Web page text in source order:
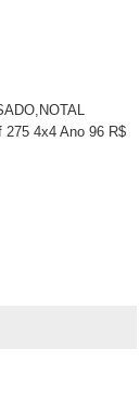
4x4 Ano 96 R$